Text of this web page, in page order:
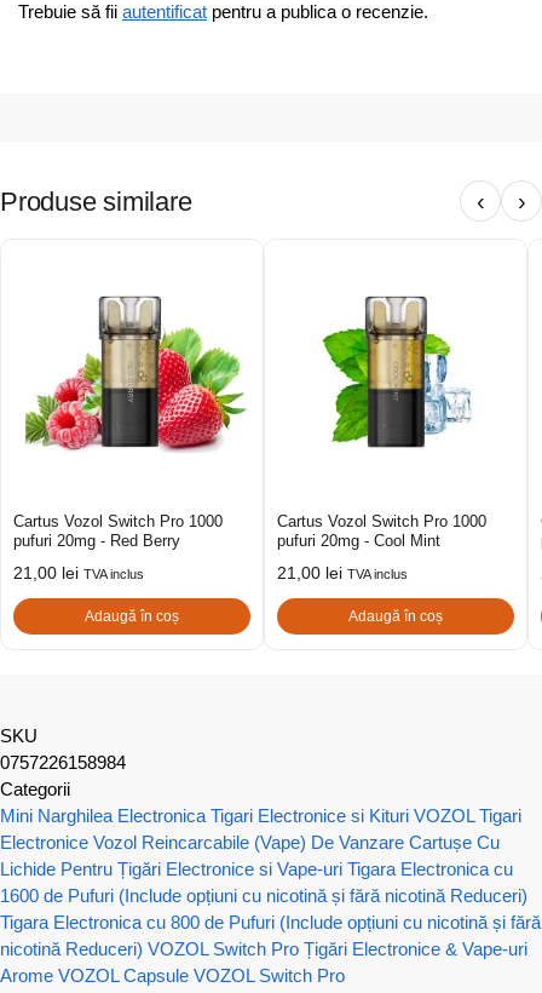
Trebuie să fii autentificat pentru a publica o recenzie.
Produse similare ‹ ›
Cartus Vozol Switch Pro 1000
pufuri 20mg - Red Berry
21,00 lei TVA inclus
Adaugă în coș
Cartus Vozol Switch Pro 1000
pufuri 20mg - Cool Mint
21,00 lei TVA inclus
Adaugă în coș
SKU
0757226158984
Categorii
Mini Narghilea Electronica Tigari Electronice si Kituri VOZOL Tigari
Electronice Vozol Reincarcabile (Vape) De Vanzare Cartușe Cu
Lichide Pentru Țigări Electronice si Vape-uri Tigara Electronica cu
1600 de Pufuri (Include opțiuni cu nicotină și fără nicotină Reduceri)
Tigara Electronica cu 800 de Pufuri (Include opțiuni cu nicotină și fără
nicotină Reduceri) VOZOL Switch Pro Țigări Electronice & Vape-uri
Arome VOZOL Capsule VOZOL Switch Pro